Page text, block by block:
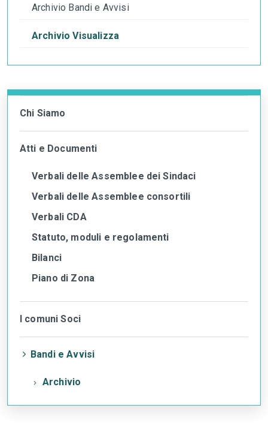
Archivio Bandi e Avvisi
Archivio Visualizza
Chi Siamo
Atti e Documenti
Verbali delle Assemblee dei Sindaci
Verbali delle Assemblee consortili
Verbali CDA
Statuto, moduli e regolamenti
Bilanci
Piano di Zona
I comuni Soci
Bandi e Avvisi
Archivio